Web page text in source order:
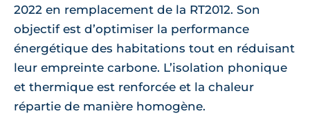
2022 en remplacement de la RT2012. Son
objectif est d’optimiser la performance
énergétique des habitations tout en réduisant
leur empreinte carbone. L’isolation phonique
et thermique est renforcée et la chaleur
répartie de manière homogène.